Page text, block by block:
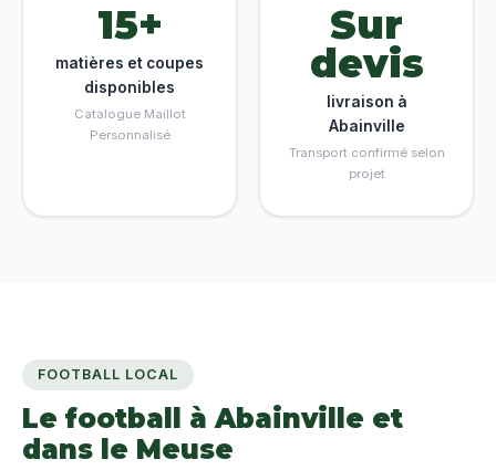
15+
matières et coupes
disponibles
Catalogue Maillot
Personnalisé
Sur
devis
livraison à
Abainville
Transport confirmé selon
projet
FOOTBALL LOCAL
Le football à Abainville et
dans le Meuse